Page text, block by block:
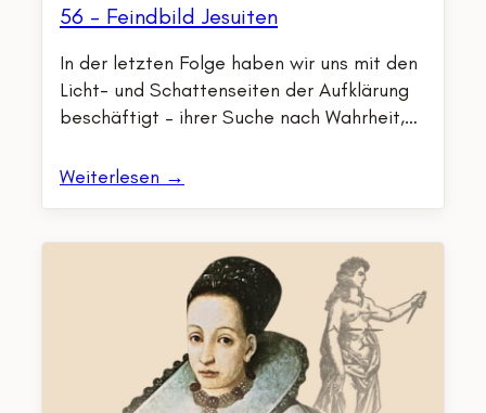
56 – Feindbild Jesuiten
In der letzten Folge haben wir uns mit den
Licht- und Schattenseiten der Aufklärung
beschäftigt – ihrer Suche nach Wahrheit,…
Weiterlesen →